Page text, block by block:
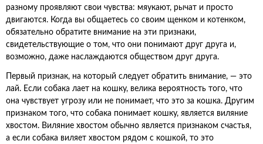
разному проявляют свои чувства: мяукают, рычат и просто
двигаются. Когда вы общаетесь со своим щенком и котенком,
обязательно обратите внимание на эти признаки,
свидетельствующие о том, что они понимают друг друга и,
возможно, даже наслаждаются обществом друг друга.
Первый признак, на который следует обратить внимание, — это
лай. Если собака лает на кошку, велика вероятность того, что
она чувствует угрозу или не понимает, что это за кошка. Другим
признаком того, что собака понимает кошку, является виляние
хвостом. Виляние хвостом обычно является признаком счастья,
а если собака виляет хвостом рядом с кошкой, то это